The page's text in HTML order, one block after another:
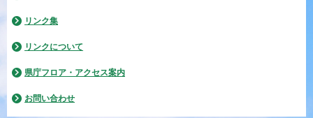
リンク集
リンクについて
県庁フロア・アクセス案内
お問い合わせ